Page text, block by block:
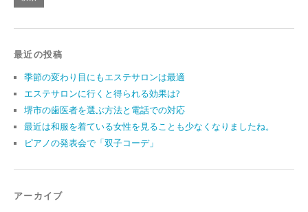
最近の投稿
季節の変わり目にもエステサロンは最適
エステサロンに行くと得られる効果は?
堺市の歯医者を選ぶ方法と電話での対応
最近は和服を着ている女性を見ることも少なくなりましたね。
ピアノの発表会で「双子コーデ」
アーカイブ